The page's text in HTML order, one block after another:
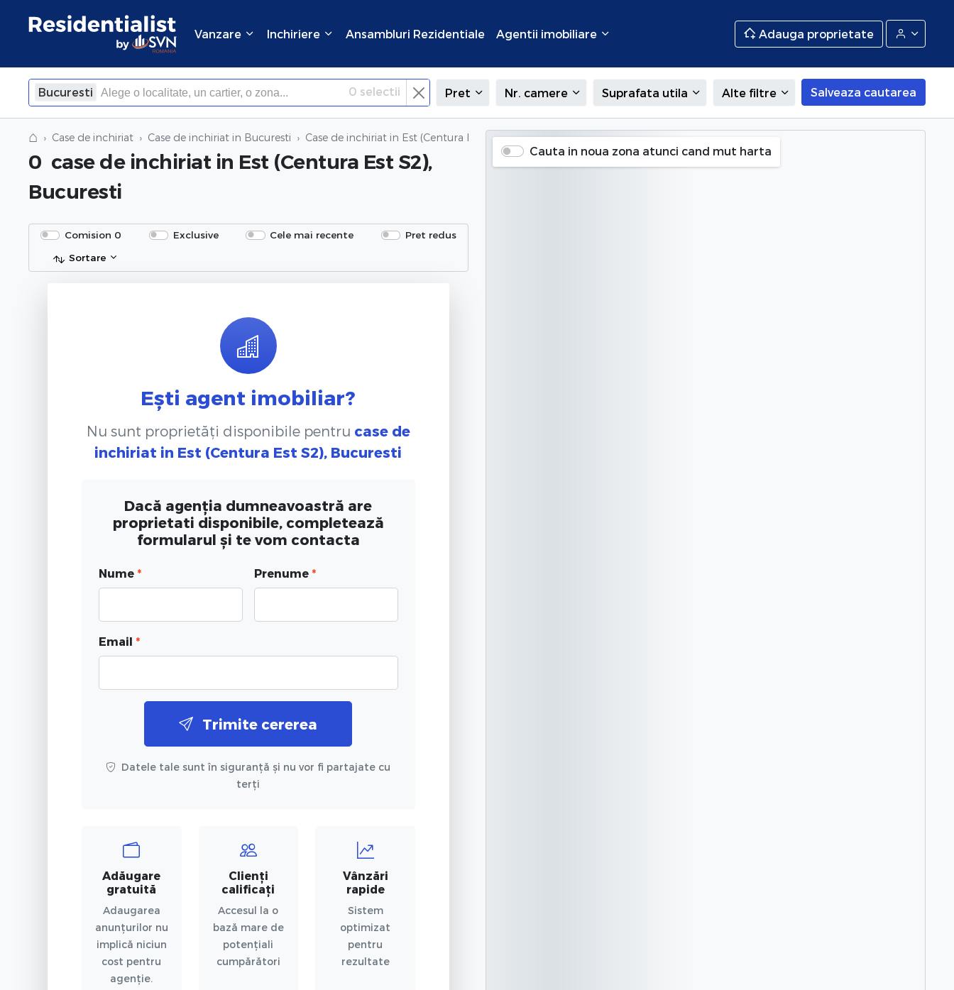
Vanzare Inchiriere Ansambluri Rezidentiale Agentii imobiliare Adauga proprietate
Bucuresti
×Inchide
0 selectii Pret Nr. camere Suprafata utila Alte filtre Salveaza cautarea
⌂ Case de inchiriat Case de inchiriat in Bucuresti Case de inchiriat in Est (Centura Est S2), Bucuresti
0 case de inchiriat in Est (Centura Est S2),
Bucuresti
Comision 0 Exclusive Cele mai recente
Pret redus
Sortare
Ești agent imobiliar?
Nu sunt proprietăți disponibile pentru case de
inchiriat in Est (Centura Est S2), Bucuresti
Dacă agenția dumneavoastră are
proprietati disponibile, completează
formularul și te vom contacta
Nume * Prenume *
Email *
Trimite cererea
Datele tale sunt în siguranță și nu vor fi partajate cu
terți
Adăugare
gratuită
Adaugarea
anunțurilor nu
implică niciun
cost pentru
agenție.
Clienți
calificați
Accesul la o
bază mare de
potențiali
cumpărători
Vânzări
rapide
Sistem
optimizat
pentru
rezultate
Cauta in noua zona atunci cand mut harta